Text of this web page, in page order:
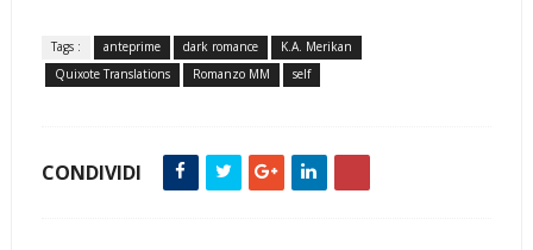
Tags : anteprime dark romance
K.A. Merikan
Quixote Translations
Romanzo MM self
CONDIVIDI